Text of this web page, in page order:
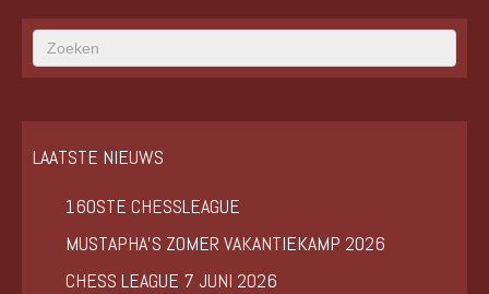
LAATSTE NIEUWS
160STE CHESSLEAGUE
MUSTAPHA’S ZOMER VAKANTIEKAMP 2026
CHESS LEAGUE 7 JUNI 2026